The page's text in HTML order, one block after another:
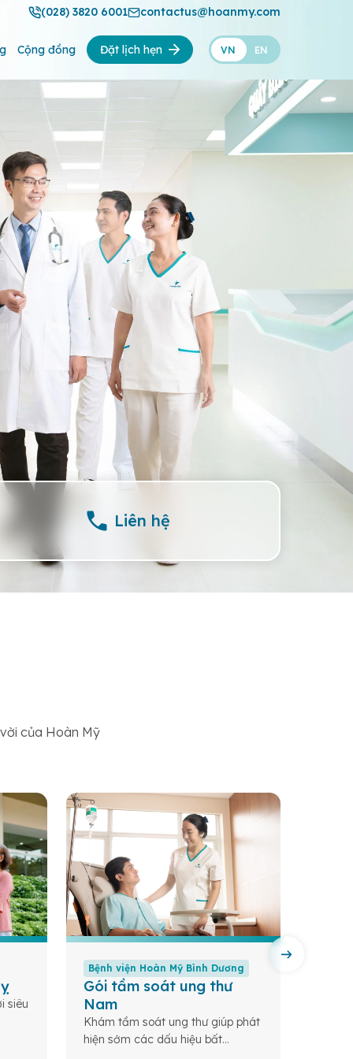
(028) 3820 6001 contactus@hoanmy.com
Cộng đồng Đặt lịch hẹn VN EN
Liên hệ
của Hoàn Mỹ
siêu
Bệnh viện Hoàn Mỹ Bình Dương
Gói tầm soát ung thư
Nam
Khám tầm soát ung thư giúp phát
hiện sớm các dấu hiệu bất